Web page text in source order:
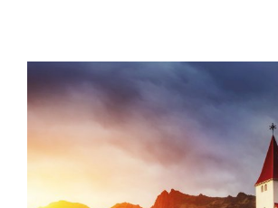
El Día del Señor
Artículos